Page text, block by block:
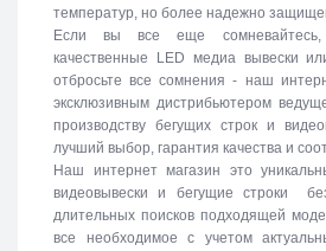
температур, но более надежно
Если вы все еще
качественные LED медиа вывески
отбросьте все сомнения - наш
эксклюзивным дистрибьютером
производству бегущих строк и
лучший выбор, гарантия качества и
Наш интернет магазин это
видеовывески и бегущие строки
длительных поисков подходящей
все необходимое с учетом